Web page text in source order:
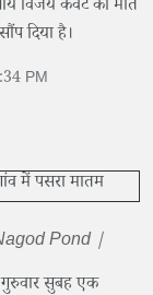
विजय केवट की मौत
दिया है।
PM
Pond |
गुरुवार सुबह एक